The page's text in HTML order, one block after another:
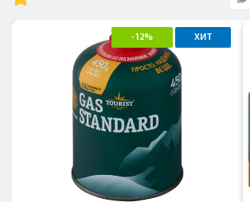
-12% ХИТ